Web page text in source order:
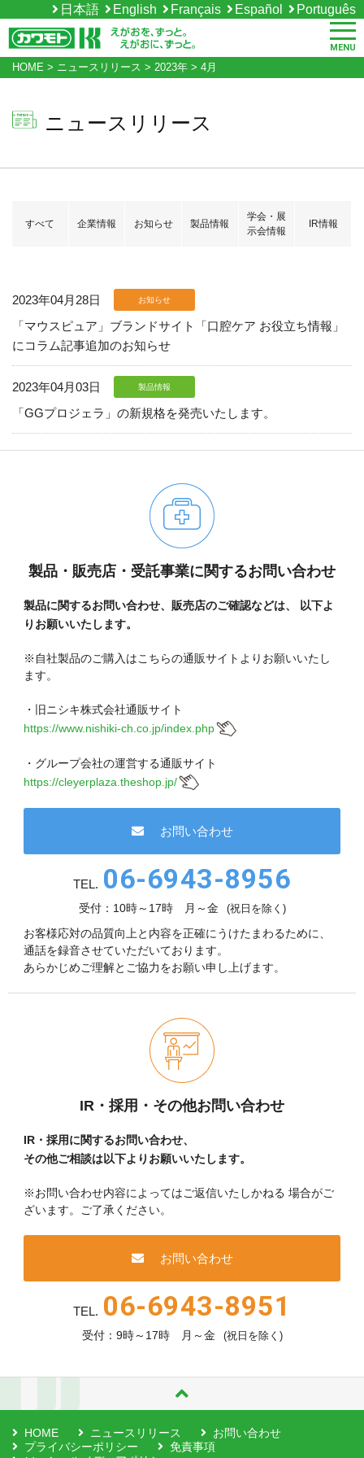
日本語 English Français Español Português
MENU
HOME > ニュースリリース > 2023年 > 4月
ニュースリリース
すべて 企業情報 お知らせ 製品情報
学会・展
示会情報
IR情報
2023年04月28日 お知らせ
「マウスピュア」ブランドサイト「口腔ケア お役立ち情報」
にコラム記事追加のお知らせ
2023年04月03日 製品情報
「GGプロジェラ」の新規格を発売いたします。
製品・販売店・受託事業に関するお問い合わせ
製品に関するお問い合わせ、販売店のご確認などは、
以下よ
りお願いいたします。
※自社製品のご購入はこちらの通販サイトよりお願いいたし
ます。
・旧ニシキ株式会社通販サイト
https://www.nishiki-ch.co.jp/index.php
・グループ会社の運営する通販サイト
https://cleyerplaza.theshop.jp/
お問い合わせ
TEL. 06-6943-8956
受付：10時～17時 月～金 (祝日を除く)
お客様応対の品質向上と内容を正確にうけたまわるために、
通話を録音させていただいております。
あらかじめご理解とご協力をお願い申し上げます。
IR・採用・その他お問い合わせ
IR・採用に関するお問い合わせ、
その他ご相談は以下よりお願いいたします。
※お問い合わせ内容によってはご返信いたしかねる 場合がご
ざいます。ご了承ください。
お問い合わせ
TEL. 06-6943-8951
受付：9時～17時 月～金 (祝日を除く)
HOME ニュースリリース
お問い合わせ
プライバシーポリシー
免責事項
06-6943-8956
※新型コロナウイルス感染症対策として、
現在、受付時間を一部短縮しております。
06-6943-8951
受付時間：受付 : 9時〜17時 月〜金
※祝日を除く
メールでのお問い合わせ